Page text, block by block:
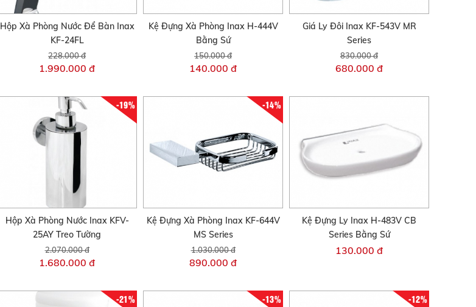
Hộp Xà Phòng Nước Để Bàn Inax
KF-24FL
228.000 đ
1.990.000 đ
Kệ Đựng Xà Phòng Inax H-444V
Bằng Sứ
150.000 đ
140.000 đ
Giá Ly Đôi Inax KF-543V MR
Series
830.000 đ
680.000 đ
-19%
Hộp Xà Phòng Nước Inax KFV-
25AY Treo Tường
2.070.000 đ
1.680.000 đ
-14%
Kệ Đựng Xà Phòng Inax KF-644V
MS Series
1.030.000 đ
890.000 đ
Kệ Đựng Ly Inax H-483V CB
Series Bằng Sứ
130.000 đ
-21% -13% -12%